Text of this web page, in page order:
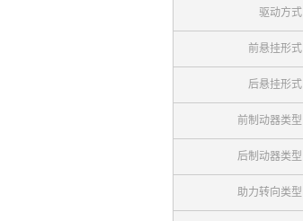
驱动方式
前悬挂形式
后悬挂形式
前制动器类型
后制动器类型
助力转向类型